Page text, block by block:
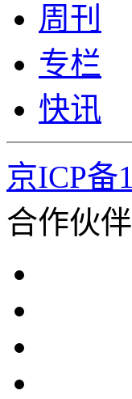
周刊
专栏
快讯
京ICP备
合作伙伴